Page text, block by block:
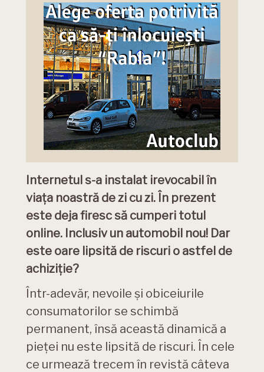
Internetul s-a instalat irevocabil în
viața noastră de zi cu zi. În prezent
este deja firesc să cumperi totul
online. Inclusiv un automobil nou! Dar
este oare lipsită de riscuri o astfel de
achiziție?
Într-adevăr, nevoile și obiceiurile
consumatorilor se schimbă
permanent, însă această dinamică a
pieței nu este lipsită de riscuri. În cele
ce urmează trecem în revistă câteva